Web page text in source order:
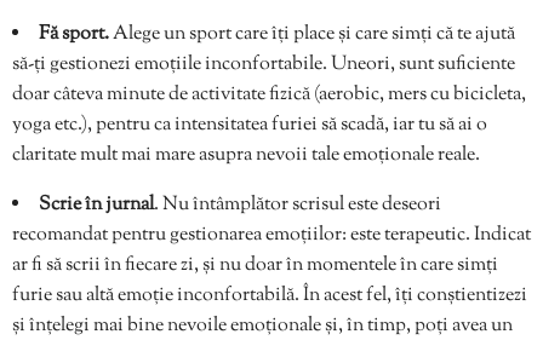
Fă sport.Alege un sport care îți place și care simți că te ajută
să-ți gestionezi emoțiile inconfortabile. Uneori, sunt suficiente
doar câteva minute de activitate fizică (aerobic, mers cu bicicleta,
yoga etc.), pentru ca intensitatea furiei să scadă, iar tu să ai o
claritate mult mai mare asupra nevoii tale emoționale reale.
Scrie în jurnal. Nu întâmplător scrisul este deseori
recomandat pentru gestionarea emoțiilor: este terapeutic. Indicat
ar fi să scrii în fiecare zi, și nu doar în momentele în care simți
furie sau altă emoție inconfortabilă. În acest fel, îți conștientizezi
și înțelegi mai bine nevoile emoționale și, în timp, poți avea un